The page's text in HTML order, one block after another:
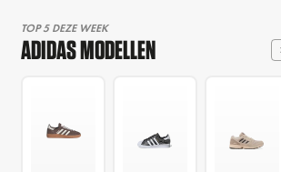
TOP 5 DEZE WEEK
ADIDAS MODELLEN